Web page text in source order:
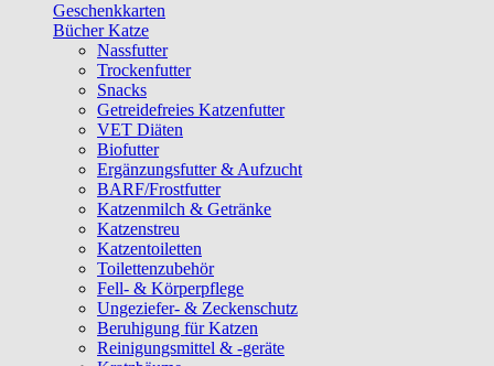
Geschenkkarten
Bücher Katze
Nassfutter
Trockenfutter
Snacks
Getreidefreies Katzenfutter
VET Diäten
Biofutter
Ergänzungsfutter & Aufzucht
BARF/Frostfutter
Katzenmilch & Getränke
Katzenstreu
Katzentoiletten
Toilettenzubehör
Fell- & Körperpflege
Ungeziefer- & Zeckenschutz
Beruhigung für Katzen
Reinigungsmittel & -geräte